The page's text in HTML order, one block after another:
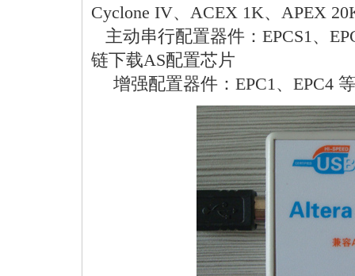
Cyclone IV、ACEX 1K、APEX
主动串行配置器件：EPCS1、
链下载AS配置芯片
增强配置器件：EPC1、EPC4